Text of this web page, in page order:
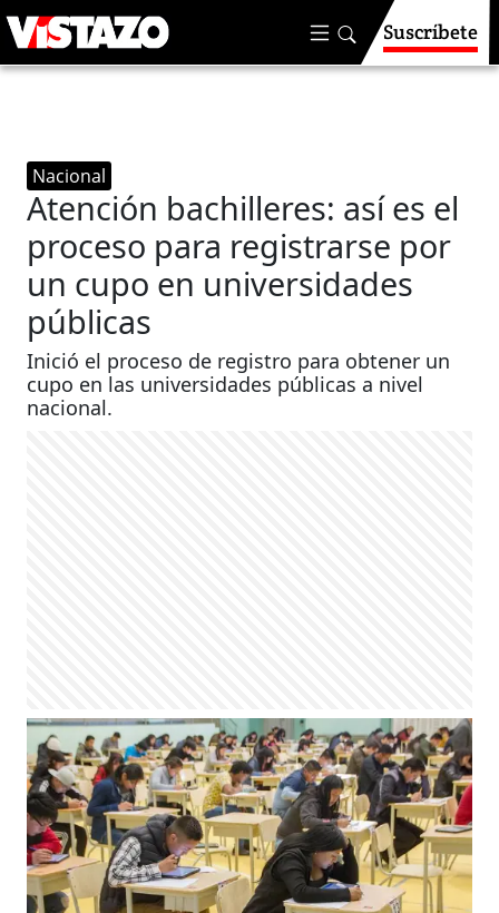
Suscríbete
Nacional
Atención bachilleres: así es el
proceso para registrarse por
un cupo en universidades
públicas
Inició el proceso de registro para obtener un
cupo en las universidades públicas a nivel
nacional.